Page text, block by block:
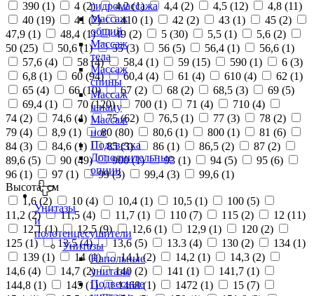
гидромассажа
Массаж
общий
Массаж
тела
Массаж
спины
Массаж
шиацу
Массаж
ног
Подсветка
Дополнительные
опции
Унитазы
и
полотенцесушители
Унитазы
Напольные
унитазы
Подвесные
390 (1) 4 (2) 4,2 (1) 4,4 (2) 4,5 (12) 4,8 (11)
40 (19) 41 (2) 410 (1) 42 (2) 43 (1) 45 (2)
47,9 (1) 48,4 (1) 49 (2) 5 (30) 5,5 (1) 5,6 (2)
50 (25) 50,6 (1) 55 (3) 56 (5) 56,4 (1) 56,6 (1)
57,6 (4) 58 (4) 58,4 (1) 59 (15) 590 (1) 6 (3)
6,8 (1) 60 (94) 60,4 (4) 61 (4) 610 (4) 62 (1)
65 (4) 66 (10) 67 (2) 68 (2) 68,5 (3) 69 (5)
69,4 (1) 70 (120) 700 (1) 71 (4) 710 (4)
74 (2) 74,6 (4) 75 (62) 76,5 (1) 77 (3) 78 (2)
79 (4) 8,9 (1) 80 (80) 80,6 (1) 800 (1) 81 (6)
84 (3) 84,6 (1) 85 (3) 86 (1) 86,5 (2) 87 (2)
89,6 (5) 90 (49) 900 (1) 93 (1) 94 (5) 95 (6)
96 (1) 97 (1) 99 (3) 99,4 (3) 99,6 (1)
Высота, см
1,6 (2) 10 (4) 10,4 (1) 10,5 (1) 100 (5)
11,2 (2) 11,5 (4) 11,7 (1) 110 (7) 115 (2) 12 (11)
12,1 (1) 12,5 (9) 12,6 (1) 12,9 (1) 120 (2)
125 (1) 13,5 (4) 13,6 (5) 13.3 (4) 130 (2) 134 (1)
139 (1) 14 (1) 14,1 (2) 14,2 (1) 14,3 (2)
14,6 (4) 14,7 (2) 140 (2) 141 (1) 141,7 (1)
144,8 (1) 145 (1) 1468 (1) 1472 (1) 15 (7)